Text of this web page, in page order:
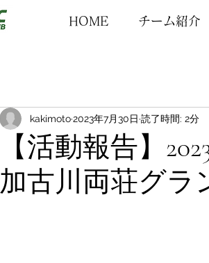
HOME チーム紹介
【活動報告】
加古川両荘グラ
kakimoto2023年7月30日 読了時間: 2分